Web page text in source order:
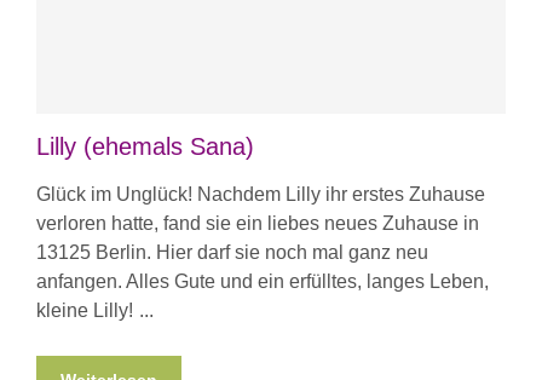
Lilly (ehemals Sana)
Glück im Unglück! Nachdem Lilly ihr erstes Zuhause
verloren hatte, fand sie ein liebes neues Zuhause in
13125 Berlin. Hier darf sie noch mal ganz neu
anfangen. Alles Gute und ein erfülltes, langes Leben,
kleine Lilly!